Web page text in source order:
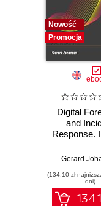
Nowość
Promocja
Digital
and
Response.
and
threat
Fourth
Gerard
(134,10 zł
dni)